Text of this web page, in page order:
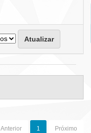
Anterior 1 Próximo